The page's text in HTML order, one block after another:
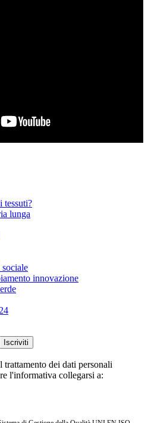
tessuti?
lunga
sociale
innovazione
dei dati personali
l'informativa collegarsi a: